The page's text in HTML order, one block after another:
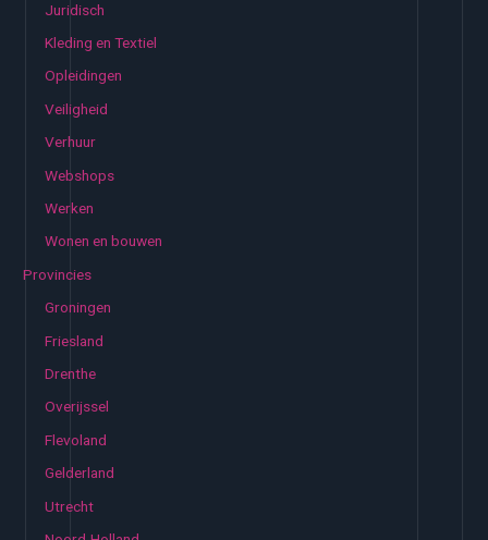
Juridisch
Kleding en Textiel
Opleidingen
Veiligheid
Verhuur
Webshops
Werken
Wonen en bouwen
Provincies
Groningen
Friesland
Drenthe
Overijssel
Flevoland
Gelderland
Utrecht